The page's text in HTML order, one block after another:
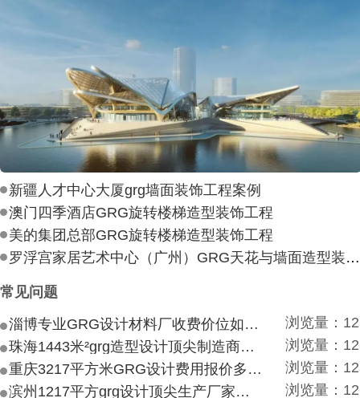
新疆人才中心大厦grg墙面装饰工程案例
澳门四季酒店GRG旋转楼梯造型装饰工程
美的集团总部GRG旋转楼梯造型装饰工程
罗浮宫家居艺术中心（广州）GRG天花与墙面造型装饰工程
常见问题
淄博专业GRG设计材料厂收费价位如何？
浏览量：
珠海1443米²grg造型设计顶尖制造商付费付费多少？
浏览量：
重庆3217平方米GRG设计费用报价多少？
浏览量：
滨州1217平方grg设计顶尖生产厂家价目如何？
浏览量：